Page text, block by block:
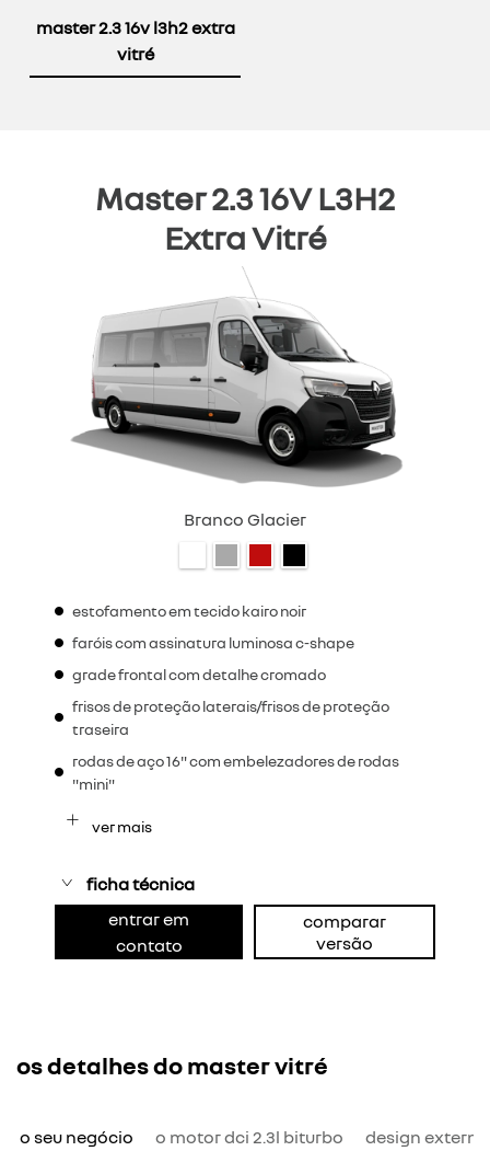
master 2.3 16v l3h2 extra
vitré
Master 2.3 16V L3H2
Extra Vitré
Branco Glacier
estofamento em tecido kairo noir
faróis com assinatura luminosa c-shape
grade frontal com detalhe cromado
frisos de proteção laterais/frisos de proteção
traseira
rodas de aço 16" com embelezadores de rodas
"mini"
ver mais
ficha técnica
entrar em
contato
comparar
versão
os detalhes do master vitré
o seu negócio o motor dci 2.3l biturbo design externo